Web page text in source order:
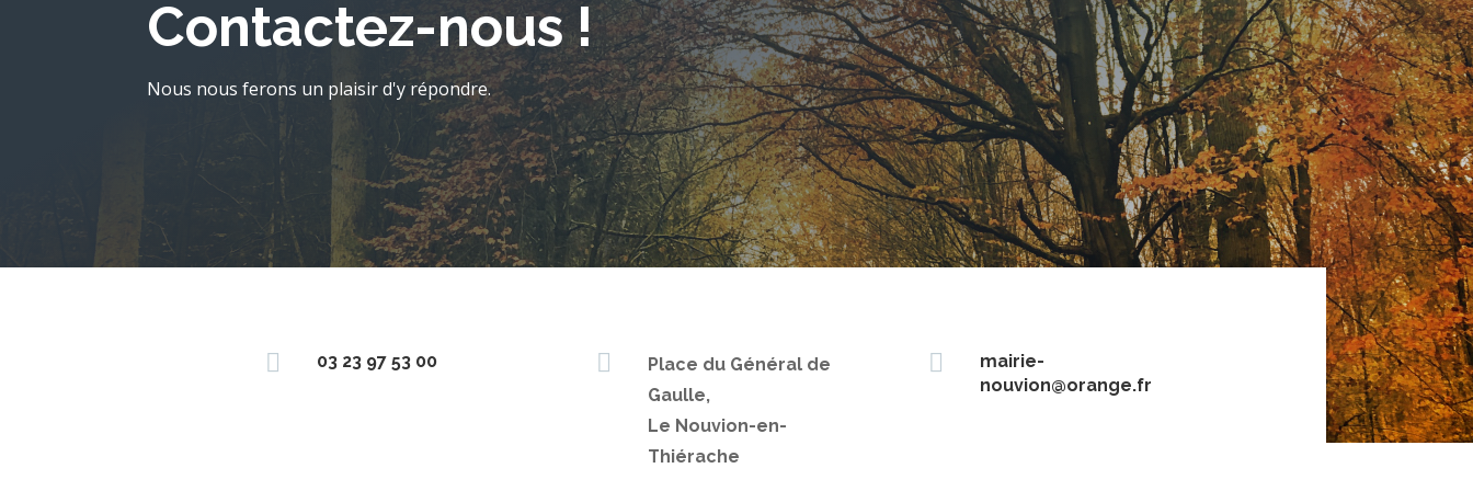
Contactez-nous !
Nous nous ferons un plaisir d'y répondre.
 03 23 97 53 00 
Place du Général de
Gaulle,
Le Nouvion-en-
Thiérache

mairie-
nouvion@orange.fr